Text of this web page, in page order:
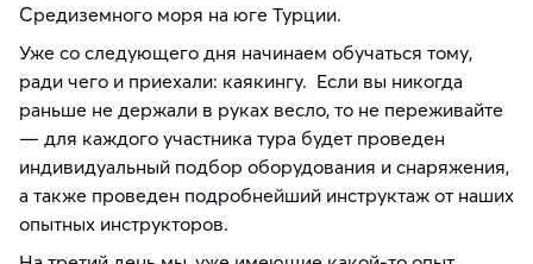
Средиземного моря на юге Турции.
Уже со следующего дня начинаем обучаться тому,
ради чего и приехали: каякингу. Если вы никогда
раньше не держали в руках весло, то не переживайте
— для каждого участника тура будет проведен
индивидуальный подбор оборудования и снаряжения,
а также проведен подробнейший инструктаж от наших
опытных инструкторов.